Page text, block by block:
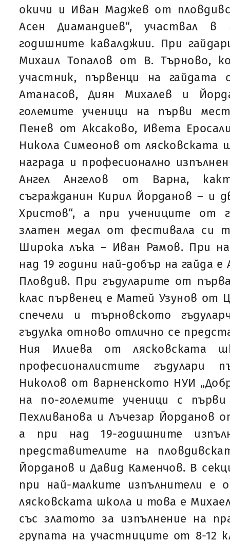
окичи и Иван Маджев от
Асен Диамандиев“, участвал
годишните кавалджии. При
Михаил Топалов от В. Търново,
участник, първенци на гайдата
Атанасов, Диян Михалев и
големите ученици на първи
Пенев от Аксаково, Ивета
Никола Симеонов от лясковската
награда и професионално
Ангел Ангелов от Варна,
съгражданин Кирил Йорданов – и
Христов“, а при учениците от
златен медал от фестивала си
Широка лъка – Иван Рамов. При
над 19 години най-добър на гайда
Пловдив. При гъдуларите от
клас първенец е Матей Узунов от
спечели и търновското
гъдулка отново отлично се
Ния Илиева от лясковската
професионалистите гъдулари
Николов от варненското НУИ
на по-големите ученици с
Пехливанова и Лъчезар Йорданов
а при над 19-годишните
представителите на
Йорданов и Давид Каменчов. В
при най-малките изпълнители е
лясковската школа и това е
със златото за изпълнение на
групата на участниците от 8-12